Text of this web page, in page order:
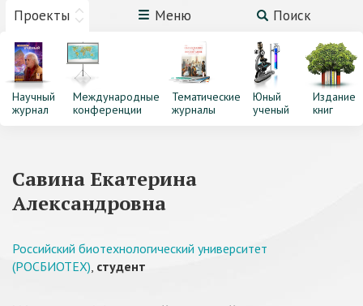
Проекты Меню Поиск
Научный
журнал
Международные
конференции
Тематические
журналы
Юный
ученый
Издание
книг
Савина Екатерина
Александровна
Российский биотехнологический университет
(РОСБИОТЕХ), студент